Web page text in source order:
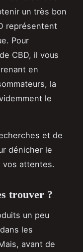
un très bon
représentent
Pour
CBD, il vous
en
la
le
et de
dénicher le
vos attentes.
trouver ?
un peu
les
avant de